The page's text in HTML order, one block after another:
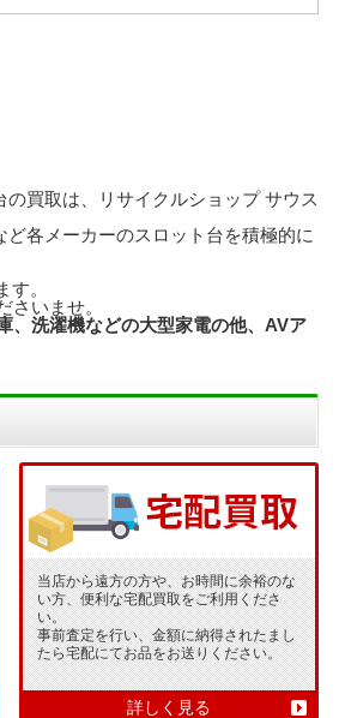
買取は、リサイクルショップ サウス
各メーカーのスロット台を積極的に
。
いませ。
、洗濯機などの大型家電の他、AVア
当店から遠方の方や、お時間に余裕のな
い方、便利な宅配買取をご利用くださ
い。
事前査定を行い、金額に納得されたまし
たら宅配にてお品をお送りください。
詳しく見る